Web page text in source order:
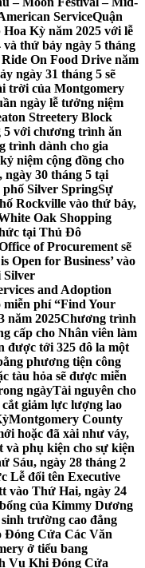
ServiceQuận
Kỳ năm 2025 với lễ
và thứ bảy ngày 5 tháng
On Food Drive năm
ngày 31 tháng 5 sẽ
trời của Montgomery
ngày lễ tưởng niệm
Streetery Block
5 với chương trình ăn
trình dành cho gia
niệm cộng đồng cho
ngày 30 tháng 5 tại
Silver SpringSự
Rockville vào thứ bảy,
Oak Shopping
tại Thủ Đô
of Procurement sẽ
Open for Business’ vào
Silver
and Adoption
miễn phí “Find Your
năm 2025Chương trình
cấp cho Nhân viên làm
được tới 325 đô la một
phương tiện công
tàu hỏa sẽ được miễn
ngàyTài nguyên cho
giảm lực lượng lao
Montgomery County
hoặc đã xài như váy,
và phụ kiện cho sự kiện
Sáu, ngày 28 tháng 2
Lễ đổi tên Executive
vào Thứ Hai, ngày 24
của Kimmy Dương
trường cao đẳng
Đóng Cửa Các Văn
ở tiểu bang
Vụ Khi Đóng Cửa